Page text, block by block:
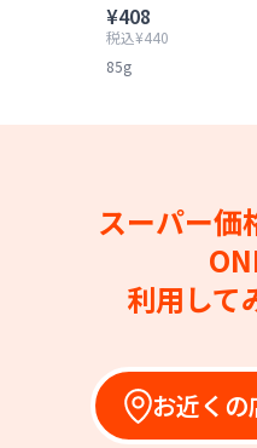
¥408
税込¥440
85g
スーパー価
利用して
お近くの